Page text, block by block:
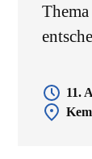
11.